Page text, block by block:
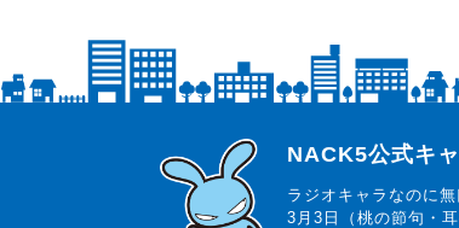
らじっと君
NACK5公式キ
ラジオキャラなのに
3月3日（桃の節句・